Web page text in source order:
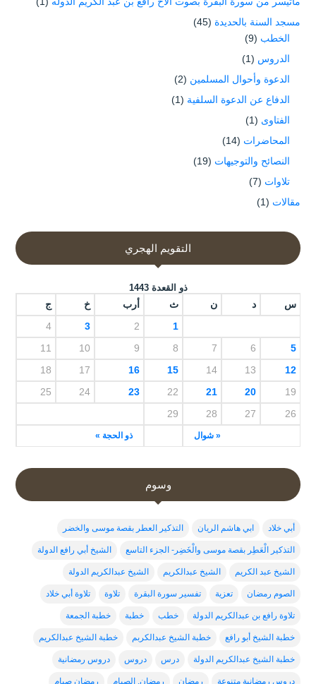
مسجد السنة بالحديدة (45)
الخطب (9)
الدروس (1)
الدعوة وأحوال المسلمين (2)
الدفاع عن الدعوة السلفية (1)
الفتاوى (1)
المحاضرات (14)
النصائح والتوجيهات (19)
تلاوات (7)
مقالات (1)
التقويم الهجري
ذو القعدة 1443
س د ن ث أرب خ ج
« شوال ذو الحجة »
1
2
3
4
5
6
7
8
9
10
11
12
13
14
15
16
17
18
19
20
21
22
23
24
25
26
27
28
29
وسوم
أبي خلاد ابي هاشم الريان التذكير العطر بقصة موسى والخضر
التذكير الْعَطِر بقصة موسى والْخَضِر- الجزء التاسع الشيخ أبي رافع الدولة
الشيخ عبد الكريم الشيخ عبدالكريم الشيخ عبدالكريم الدولة
الصوم رمضان تعزية تفسير سورة البقرة تلاوة تلاوة أبي خلاد
تلاوة رافع بن عبدالكريم الدولة خطب خطبة خطبة الجمعة
خطبة الشيخ أبو رافع خطبة الشيخ عبدالكربم خطبة الشيخ عبدالكريم
خطبة الشيخ عبدالكريم الدولة درس دروس دروس رمضانية
دروس رمضانية متنوعة رمضان رمضان. الصيام رمضان صيام